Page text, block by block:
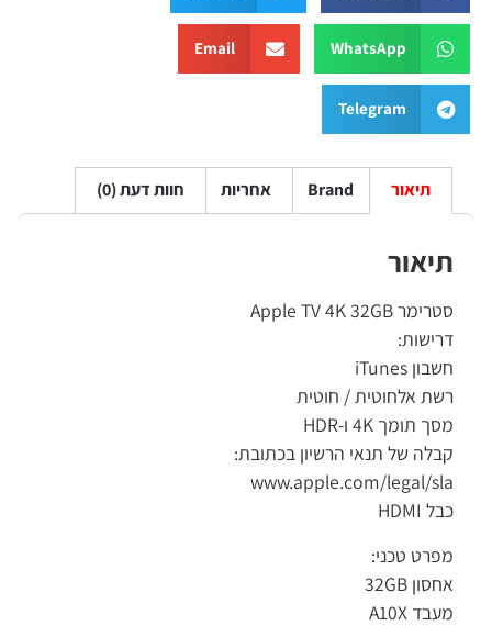
WhatsApp
Email
Telegram
תיאור Brand אחריות חוות דעת (0)
תיאור
סטרימר Apple TV 4K 32GB
דרישות:
חשבון iTunes
רשת אלחוטית / חוטית
מסך תומך 4K ו-HDR
קבלה של תנאי הרשיון בכתובת:
www.apple.com/legal/sla
כבל HDMI
מפרט טכני:
אחסון 32GB
מעבד A10X